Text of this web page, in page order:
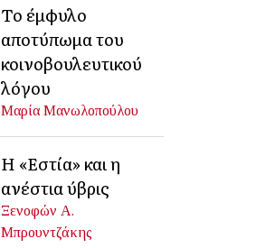
Το έμφυλο
αποτύπωμα του
κοινοβουλευτικού
λόγου
Μαρία Μανωλοπούλου
Η «Εστία» και η
ανέστια ύβρις
Ξενοφών Α.
Μπρουντζάκης